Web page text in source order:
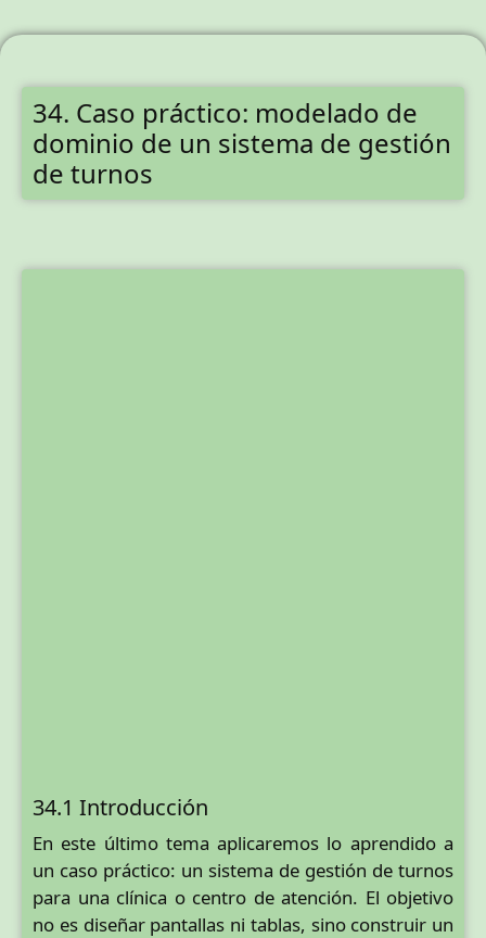
34. Caso práctico: modelado de
dominio de un sistema de gestión
de turnos
34.1 Introducción
En este último tema aplicaremos lo aprendido a
un caso práctico: un sistema de gestión de turnos
para una clínica o centro de atención. El objetivo
no es diseñar pantallas ni tablas, sino construir un